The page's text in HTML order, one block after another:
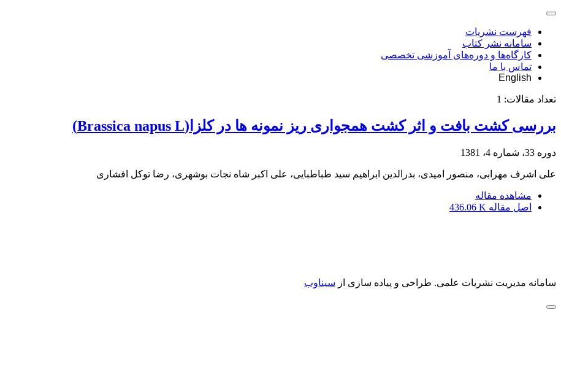
فهرست نشریات
سامانه نشر کتاب
کارگاه‌ها و دوره‌های آموزشی تخصصی
تماس با ما
English
تعداد مقالات: 1
بررسی کشت بافت و اثر کشت همجواری ریز نمونه ها در کلزا(Brassica napus L)
دوره 33، شماره 4، 1381
علی اشرف مهرابی، منصور امیدی، بدرالدین ابراهیم سید طباطبایی، علی اکبر شاه نجات بوشهری، رضا توکل افشاری
مشاهده مقاله
اصل مقاله 436.06 K
سامانه مدیریت نشریات علمی. طراحی و پیاده سازی از سیناوب